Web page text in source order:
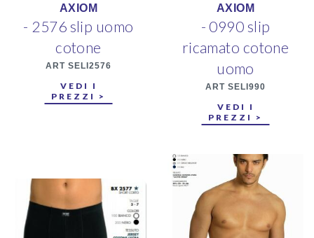
AXIOM
- 2576 slip uomo
cotone
ART SELI2576
VEDI I
PREZZI >
AXIOM
- 0990 slip
ricamato cotone
uomo
ART SELI990
VEDI I
PREZZI >